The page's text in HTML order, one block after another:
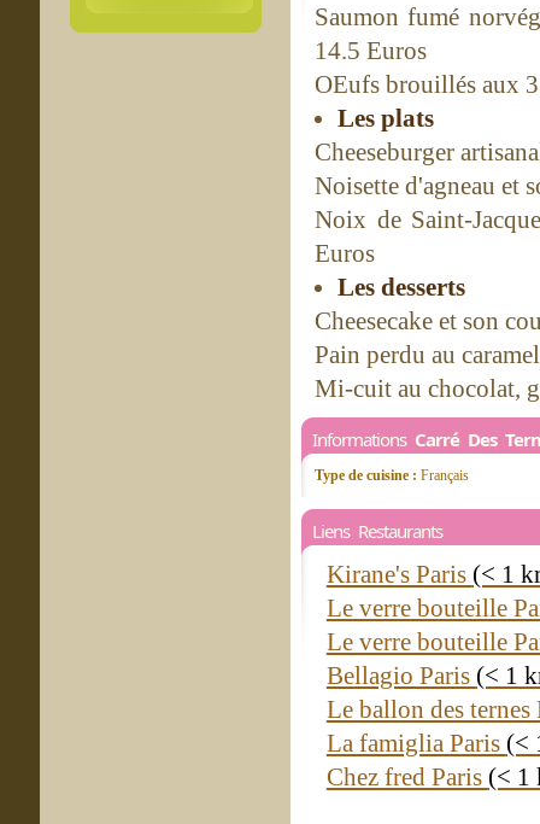
Saumon fumé
14.5 Euros
OEufs brouillés aux
Les plats
Cheeseburger
Noisette d'agneau et
Noix de Saint-
Euros
Les desserts
Cheesecake et son
Pain perdu au
Mi-cuit au chocolat,
Informations Carré Des
Type de cuisine : Français
Liens Restaurants
Kirane's Paris (< 1
Le verre bouteille
Le verre bouteille
Bellagio Paris (< 1
Le ballon des
La famiglia Paris (<
Chez fred Paris (< 1